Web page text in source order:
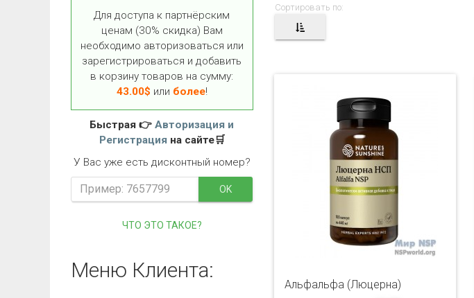
Сортировать по:
Альфальфа (Люцерна)
Для доступа к партнёрским
ценам (30% скидка) Вам
необходимо авторизоваться или
зарегистрироваться и добавить
в корзину товаров на сумму:
43.00$ или более!
Быстрая 👉Авторизация и
Регистрацияна сайте🛒
У Вас уже есть дисконтный номер?
OK
ЧТО ЭТО ТАКОЕ?
Меню Клиента: